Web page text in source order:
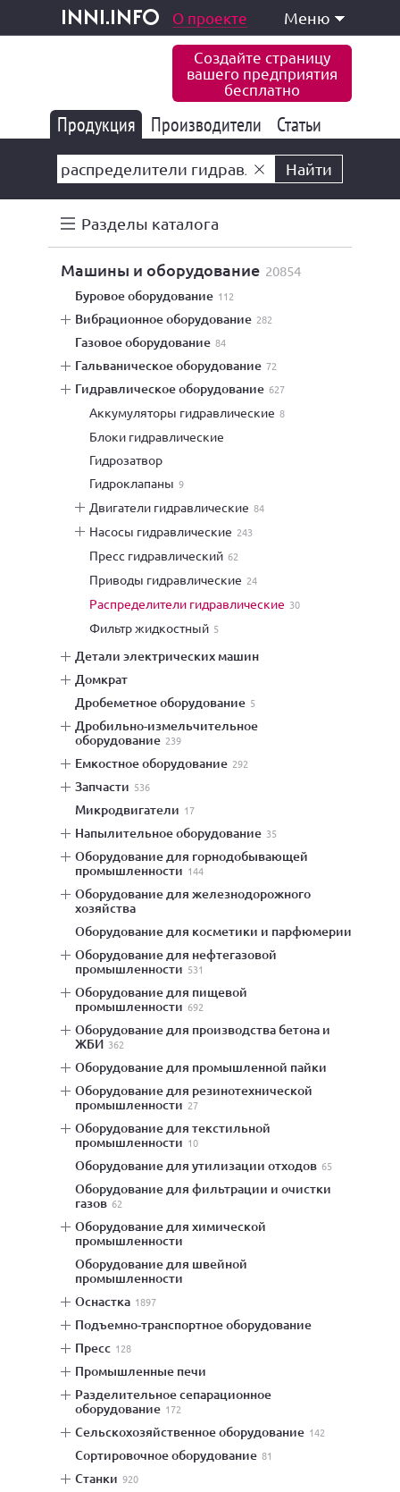
inni.info
и услуги О проекте Меню
Создайте страницу
вашего предприятия
бесплатно
Продукция 177 847
Производители 6 777
Статьи
Найти
Разделы каталога
машины и оборудование 20854
буровое оборудование 112
вибрационное оборудование 282
газовое оборудование 84
гальваническое оборудование 72
гидравлическое оборудование 627
аккумуляторы гидравлические 8
блоки гидравлические
гидрозатвор
гидроклапаны 9
двигатели гидравлические 84
насосы гидравлические 243
пресс гидравлический 62
приводы гидравлические 24
распределители гидравлические 30
фильтр жидкостный 5
детали электрических машин
домкрат
дробеметное оборудование 5
дробильно-измельчительное
оборудование 239
емкостное оборудование 292
запчасти 536
микродвигатели 17
напылительное оборудование 35
оборудование для горнодобывающей
промышленности 144
оборудование для железнодорожного
хозяйства
оборудование для косметики и парфюмерии
оборудование для нефтегазовой
промышленности 531
оборудование для пищевой
промышленности 692
оборудование для производства бетона и
ЖБИ 362
оборудование для промышленной пайки
оборудование для резинотехнической
промышленности 27
оборудование для текстильной
промышленности 10
оборудование для утилизации отходов 65
оборудование для фильтрации и очистки
газов 62
оборудование для химической
промышленности
оборудование для швейной
промышленности
оснастка 1897
подъемно-транспортное оборудование
пресс 128
промышленные печи
разделительное сепарационное
оборудование 172
сельскохозяйственное оборудование 142
сортировочное оборудование 81
станки 920